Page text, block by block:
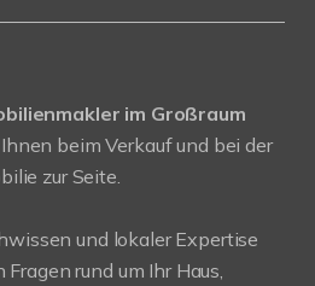
im Großraum
beim Verkauf und bei der
zur Seite.
und lokaler Expertise
rund um Ihr Haus,